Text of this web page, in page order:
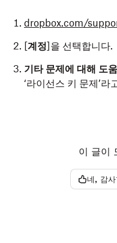
dropbox.com/
[계정]을 선택합니다.
기타 문제에 대해 도
‘라이선스 키 문제’라
이 글이
네, 감